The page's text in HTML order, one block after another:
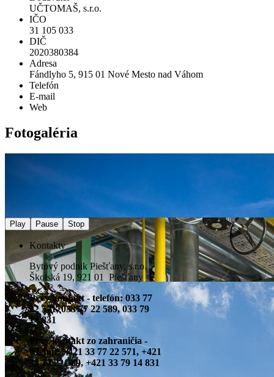
UČTOMAŠ, s.r.o.
IČO
31 105 033
DIČ
2020380384
Adresa
Fándlyho 5, 915 01 Nové Mesto nad Váhom
Telefón
E-mail
Web
Fotogaléria
Play Pause Stop
Kontakty
Bytový podnik Piešťany, s.r.o.
Školská 19, 921 01 Piešťany
Prvý kontakt - telefón: 033 77
22 571, 033 77 22 589, 033 79
14 831
Prvý kontakt zo zahraničia -
telefón: +421 33 77 22 571, +421
33 77 22 589, +421 33 79 14 831